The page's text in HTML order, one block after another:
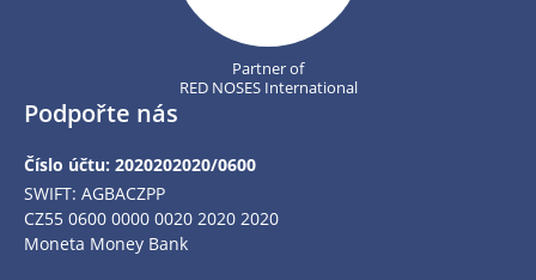
Partner of
RED NOSES International
Podpořte nás
Číslo účtu: 2020202020/0600
SWIFT: AGBACZPP
CZ55 0600 0000 0020 2020 2020
Moneta Money Bank